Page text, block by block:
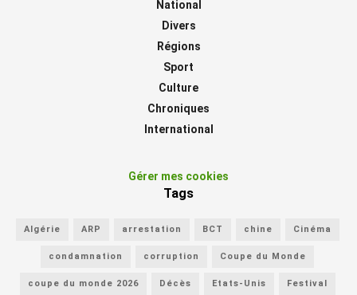
National
Divers
Régions
Sport
Culture
Chroniques
International
Gérer mes cookies
Tags
Algérie ARP arrestation BCT chine Cinéma
condamnation corruption Coupe du Monde
coupe du monde 2026 Décès Etats-Unis Festival